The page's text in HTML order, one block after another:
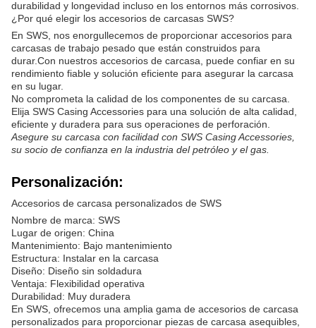
durabilidad y longevidad incluso en los entornos más corrosivos.
¿Por qué elegir los accesorios de carcasas SWS?
En SWS, nos enorgullecemos de proporcionar accesorios para
carcasas de trabajo pesado que están construidos para
durar.Con nuestros accesorios de carcasa, puede confiar en su
rendimiento fiable y solución eficiente para asegurar la carcasa
en su lugar.
No comprometa la calidad de los componentes de su carcasa.
Elija SWS Casing Accessories para una solución de alta calidad,
eficiente y duradera para sus operaciones de perforación.
Asegure su carcasa con facilidad con SWS Casing Accessories,
su socio de confianza en la industria del petróleo y el gas.
Personalización:
Accesorios de carcasa personalizados de SWS
Nombre de marca: SWS
Lugar de origen: China
Mantenimiento: Bajo mantenimiento
Estructura: Instalar en la carcasa
Diseño: Diseño sin soldadura
Ventaja: Flexibilidad operativa
Durabilidad: Muy duradera
En SWS, ofrecemos una amplia gama de accesorios de carcasa
personalizados para proporcionar piezas de carcasa asequibles,